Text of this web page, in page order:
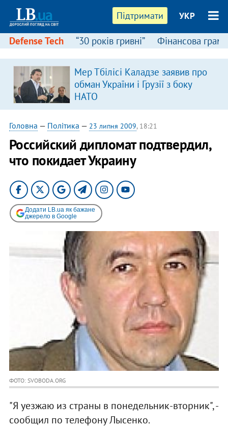
Підтримати УКР
Defense Tech “30 років гривні” Фінансова
Мер Тбілісі Каладзе заявив про
обман України і Грузії з боку
НАТО
Головна — Політика — 23 липня 2009, 18:21
Российский дипломат подтвердил,
что покидает Украину
Додати LB.ua як бажане
джерело в Google
ФОТО: SVOBODA.ORG
"Я уезжаю из страны в понедельник-вторник", -
сообщил по телефону Лысенко.